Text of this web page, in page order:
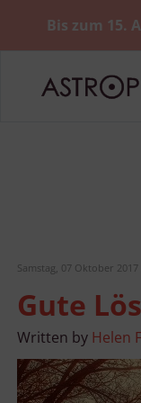
Bis zum 15.
Samstag, 07 Oktober 2017
Gute
Written by Helen